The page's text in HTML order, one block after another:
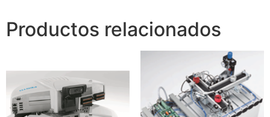
Productos relacionados